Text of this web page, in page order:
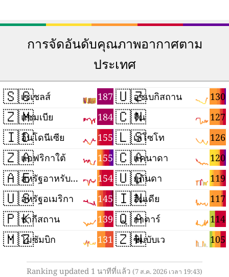
การจัดอันดับคุณภาพอากาศตาม
ประเทศ
🇸🇨 187
เซเชลส์
🇿🇲 184
แซมเบีย
🇮🇩 155
อินโดนีเซีย
🇿🇦 155
แอฟริกาใต้
🇦🇪 154
สหรัฐอาหรับเอมิเรตส์
🇺🇸 145
สหรัฐอเมริกา
🇵🇰 139
ปากีสถาน
🇲🇿 131
โมซัมบิก
🇺🇿 130
อุซเบกิสถาน
🇨🇳 127
จีน
🇱🇸 126
เลโซโท
🇨🇦 120
แคนาดา
🇺🇬 119
ยูกันดา
🇮🇳 117
อินเดีย
🇶🇦 114
กาตาร์
🇿🇼 105
ซิมบับเว
Ranking updated 1 นาทีที่แล้ว (7 ส.ค. 2026 เวลา 19:43)